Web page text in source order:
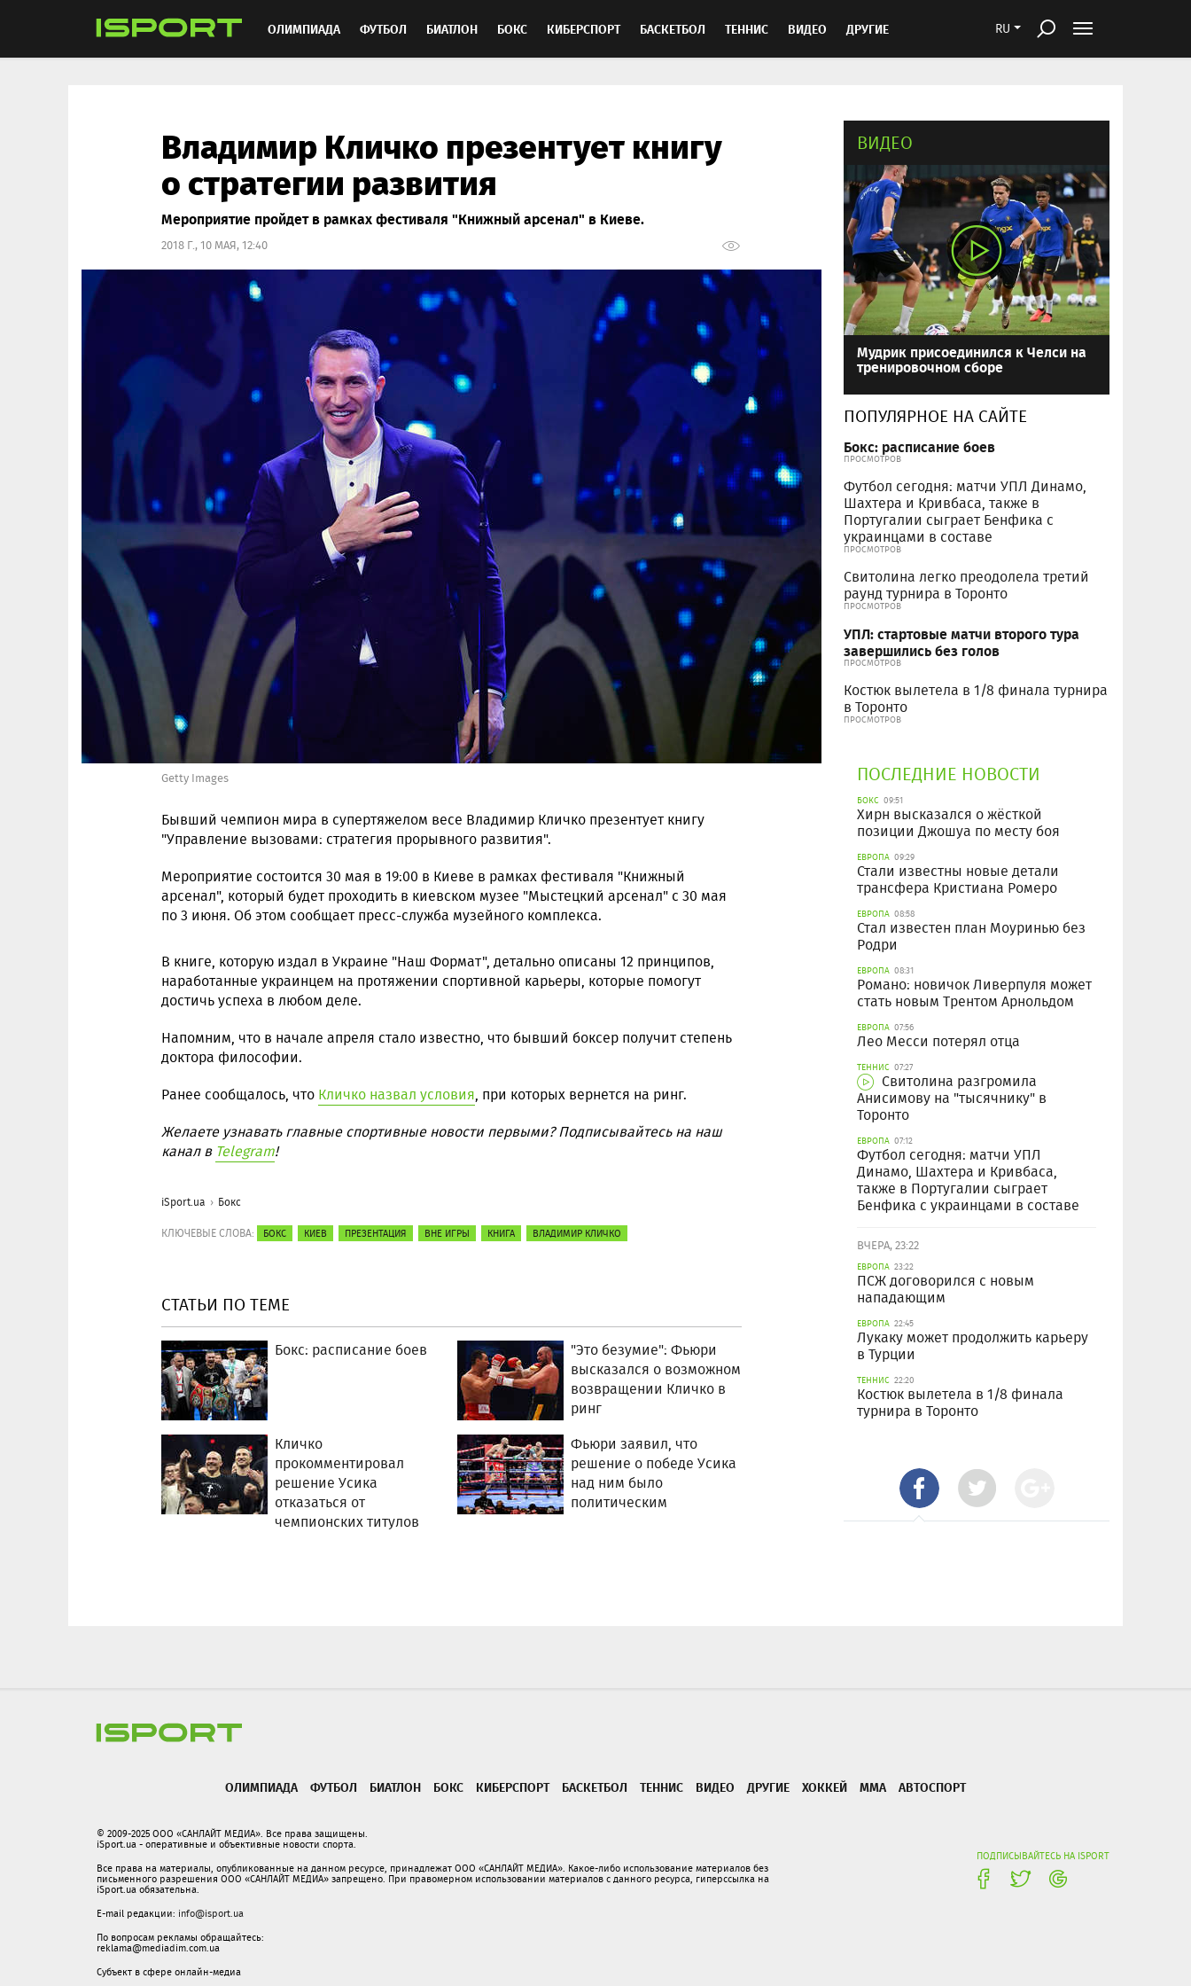
RU
ОЛИМПИАДА ФУТБОЛ БИАТЛОН БОКС КИБЕРСПОРТ БАСКЕТБОЛ ТЕННИС ВИДЕО ДРУГИЕ
Владимир Кличко презентует книгу
о стратегии развития
Мероприятие пройдет в рамках фестиваля "Книжный арсенал" в Киеве.
2018 Г., 10 МАЯ, 12:40
Getty Images
Бывший чемпион мира в супертяжелом весе Владимир Кличко презентует книгу
"Управление вызовами: стратегия прорывного развития".
Мероприятие состоится 30 мая в 19:00 в Киеве в рамках фестиваля "Книжный
арсенал", который будет проходить в киевском музее "Мыстецкий арсенал" с 30 мая
по 3 июня. Об этом сообщает пресс-служба музейного комплекса.
В книге, которую издал в Украине "Наш Формат", детально описаны 12 принципов,
наработанные украинцем на протяжении спортивной карьеры, которые помогут
достичь успеха в любом деле.
Напомним, что в начале апреля стало известно, что бывший боксер получит степень
доктора философии.
Ранее сообщалось, что Кличко назвал условия, при которых вернется на ринг.
Желаете узнавать главные спортивные новости первыми? Подписывайтесь на наш
канал в Telegram!
iSport.ua Бокс
КЛЮЧЕВЫЕ СЛОВА: БОКС КИЕВ ПРЕЗЕНТАЦИЯ ВНЕ ИГРЫ КНИГА ВЛАДИМИР КЛИЧКО
СТАТЬИ ПО ТЕМЕ
Бокс: расписание боев
"Это безумие": Фьюри
высказался о возможном
возвращении Кличко в
ринг
Кличко
прокомментировал
решение Усика
отказаться от
чемпионских титулов
Фьюри заявил, что
решение о победе Усика
над ним было
политическим
ВИДЕО
Мудрик присоединился к Челси на
тренировочном сборе
ПОПУЛЯРНОЕ НА САЙТЕ
Бокс: расписание боев
ПРОСМОТРОВ
Футбол сегодня: матчи УПЛ Динамо,
Шахтера и Кривбаса, также в
Португалии сыграет Бенфика с
украинцами в составе
ПРОСМОТРОВ
Свитолина легко преодолела третий
раунд турнира в Торонто
ПРОСМОТРОВ
УПЛ: стартовые матчи второго тура
завершились без голов
ПРОСМОТРОВ
Костюк вылетела в 1/8 финала турнира
в Торонто
ПРОСМОТРОВ
ПОСЛЕДНИЕ НОВОСТИ
БОКС 09:51
Хирн высказался о жёсткой
позиции Джошуа по месту боя
ЕВРОПА 09:29
Стали известны новые детали
трансфера Кристиана Ромеро
ЕВРОПА 08:58
Стал известен план Моуринью без
Родри
ЕВРОПА 08:31
Романо: новичок Ливерпуля может
стать новым Трентом Арнольдом
ЕВРОПА 07:56
Лео Месси потерял отца
ТЕННИС 07:27
Свитолина разгромила
Анисимову на "тысячнику" в
Торонто
ЕВРОПА 07:12
Футбол сегодня: матчи УПЛ
Динамо, Шахтера и Кривбаса,
также в Португалии сыграет
Бенфика с украинцами в составе
ВЧЕРА, 23:22
ЕВРОПА 23:22
ПСЖ договорился с новым
нападающим
ЕВРОПА 22:45
Лукаку может продолжить карьеру
в Турции
ТЕННИС 22:20
Костюк вылетела в 1/8 финала
турнира в Торонто
ОЛИМПИАДА ФУТБОЛ БИАТЛОН БОКС КИБЕРСПОРТ БАСКЕТБОЛ ТЕННИС ВИДЕО ДРУГИЕ ХОККЕЙ ММА АВТОСПОРТ
ПОДПИСЫВАЙТЕСЬ НА ISPORT
© 2009-2025 ООО «САНЛАЙТ МЕДИА». Все права защищены.
iSport.ua - оперативные и объективные новости спорта.
Все права на материалы, опубликованные на данном ресурсе, принадлежат ООО «САНЛАЙТ МЕДИА». Какое-либо использование материалов без
письменного разрешения ООО «САНЛАЙТ МЕДИА» запрещено. При правомерном использовании материалов с данного ресурса, гиперссылка на
iSport.ua обязательна.
E-mail редакции: info@isport.ua
По вопросам рекламы обращайтесь:
reklama@mediadim.com.ua
Субъект в сфере онлайн-медиа